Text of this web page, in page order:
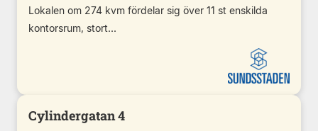
Lokalen om 274 kvm fördelar sig över 11 st enskilda
kontorsrum, stort...
Cylindergatan 4